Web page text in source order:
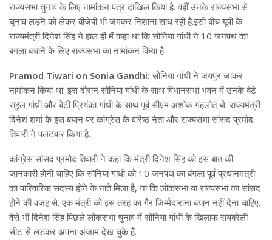
राज्यसभा चुनाव के लिए नामांकन पत्र दाखिल किया है. वहीं उनके राज्यसभा से
चुनाव लड़ने को लेकर बीजेपी भी जमकर निशाना साध रही है.इसी बीच यूपी के
राज्यमंत्री दिनेश सिंह ने हाल ही में कहा था कि सोनिया गांधी ने 10 जनपथ का
बंगला बचाने के लिए राज्यसभा का नामांकन किया है.
Pramod Tiwari on Sonia Gandhi:सोनिया गांधी ने जयपुर जाकर
नामांकन किया था. इस दौरान सोनिया गांधी के साथ विधानसभा भवन में उनके बेटे
राहुल गांधी और बेटी प्रियंका गांधी के साथ पूर्व सीएम अशोक गहलोत थे. राज्यमंत्री
दिनेश शर्मा के इस बयान पर कांग्रेस के वरिष्ठ नेता और राज्यसभा सांसद प्रमोद
तिवारी ने पलटवार किया है.
कांग्रेस सांसद प्रमोद तिवारी ने कहा कि मंत्री दिनेश सिंह को इस बात की
जानकारी होनी चाहिए कि सोनिया गांधी को 10 जनपथ का बंगला पूर्व प्रधानमंत्री
का पारिवारिक सदस्य होने के नाते मिला है, ना कि लोकसभा या राज्यसभा का सांसद
होने की वजह से. एक मंत्री को इस तरह का गैर जिम्मेदाराना बयान नहीं देना चाहिए.
वैसे भी दिनेश सिंह पिछले लोकसभा चुनाव में सोनिया गांधी के खिलाफ रायबरेली
सीट से लड़कर अपना अंजाम देख चुके हैं.